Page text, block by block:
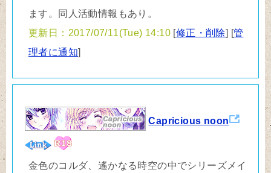
ます。同人活動情報もあり。
更新日：2017/07/11(Tue) 14:10 [修正・削除] [管
理者に通知]
Capricious noon
金色のコルダ、遙かなる時空の中でシリーズメイ